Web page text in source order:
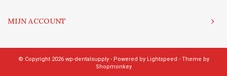
MIJN ACCOUNT
© Copyright 2026 wp-dentalsupply - Powered by Lightspeed - Theme by
Shopmonkey